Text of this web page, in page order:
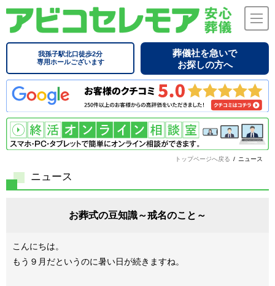
我孫子駅北口徒歩2分
専用ホールございます
葬儀社を急いで
お探しの方へ
トップページへ戻る / ニュース
ニュース
お葬式の豆知識～戒名のこと～
こんにちは。
もう９月だというのに暑い日が続きますね。